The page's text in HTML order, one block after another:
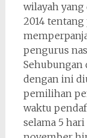
wilayah
2014
pengurus
Sehubungan
dengan ini
pemilihan
waktu
selama 5